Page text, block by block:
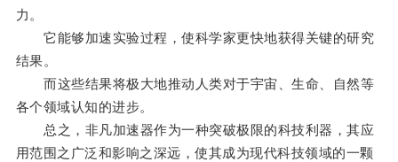
力。
它能够加速实验过程，使科学家更快地获得关键的研究
结果。
而这些结果将极大地推动人类对于宇宙、生命、自然等
各个领域认知的进步。
总之，非凡加速器作为一种突破极限的科技利器，其应
用范围之广泛和影响之深远，使其成为现代科技领域的一颗